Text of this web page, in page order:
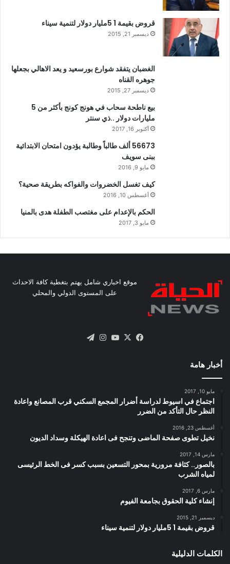
قروض بقيمة 1 5مليار دولار لتنمية سيناء
ديسمبر 21, 2015
الغضبان يتفقد شوارع بورسعيد و يعد الاهالي بجعلها
جوهره القناه
ديسمبر 27, 2015
بيع ناطحة سحاب في هونج كونج بأكثر من 5
مليارات دولار ..ذي سنتر
أكتوبر 16, 2017
56673 ألف طالباً وطالبة يؤدون امتحان الابتدائية
ببنى سويف
مايو 9, 2016
كيف تغسل الخضروات والفواكه بطريقة صحية؟
أغسطس 10, 2016
الحكم بالإعدام على مغتصب الطفلة هدى بالمنيا
مايو 3, 2017
موقع اخباري شامل يهتم بتغطية كافة الاحداث
على المستوى الدولي والمحلي
فيسبوك
X يوتيوبانستقرام
أخبار هامة
مايو 10, 2017
اجتماع في اسيوط لدراسة أضرار المجمع السكني قرب المصانع واعادة
النظر حال التأكد من الضرر
أغسطس 23, 2016
نخيل تطوى صفحة الماضى وتنجح فى اعادة الهيكلة وسداد الديون
مارس 14, 2017
بالصور.. كثافة مرورية بمحور التسعين بسبب كسر فى الخط الرئيسى
لمياه الشرب
مارس 6, 2017
إنشاء كلية الحقوق بجامعة الفيوم
ديسمبر 21, 2015
قروض بقيمة 1 5مليار دولار لتنمية سيناء
الكلمات الدليلية